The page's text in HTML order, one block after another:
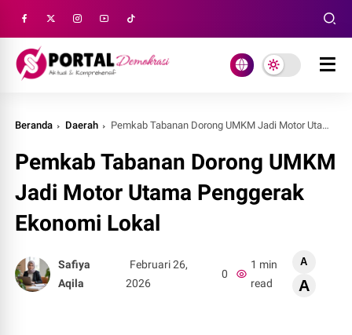
Beranda Daerah Pemkab Tabanan Dorong UMKM Jadi Motor Utama Penggerak Ekonomi Lokal
Pemkab Tabanan Dorong UMKM
Jadi Motor Utama Penggerak
Ekonomi Lokal
Safiya
Aqila
Februari 26,
2026
0
1 min
read
A
A